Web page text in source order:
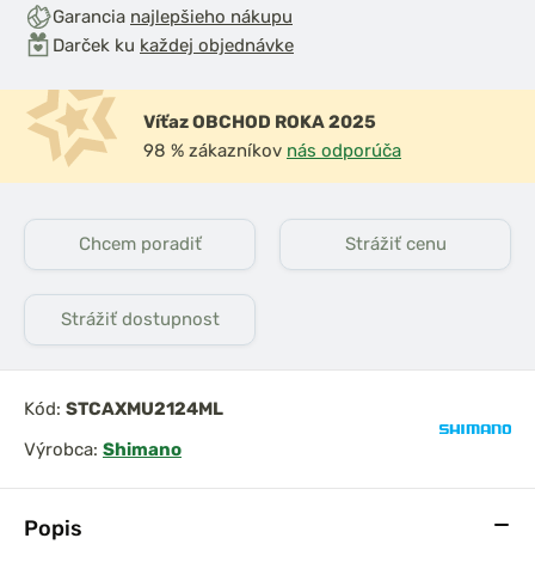
Popis
Garancia najlepšieho nákupu
Darček ku každej objednávke
Víťaz OBCHOD ROKA 2025
98 % zákazníkov nás odporúča
Chcem poradiť Strážiť cenu
Strážiť dostupnost
Kód: STCAXMU2124ML
Výrobca: Shimano